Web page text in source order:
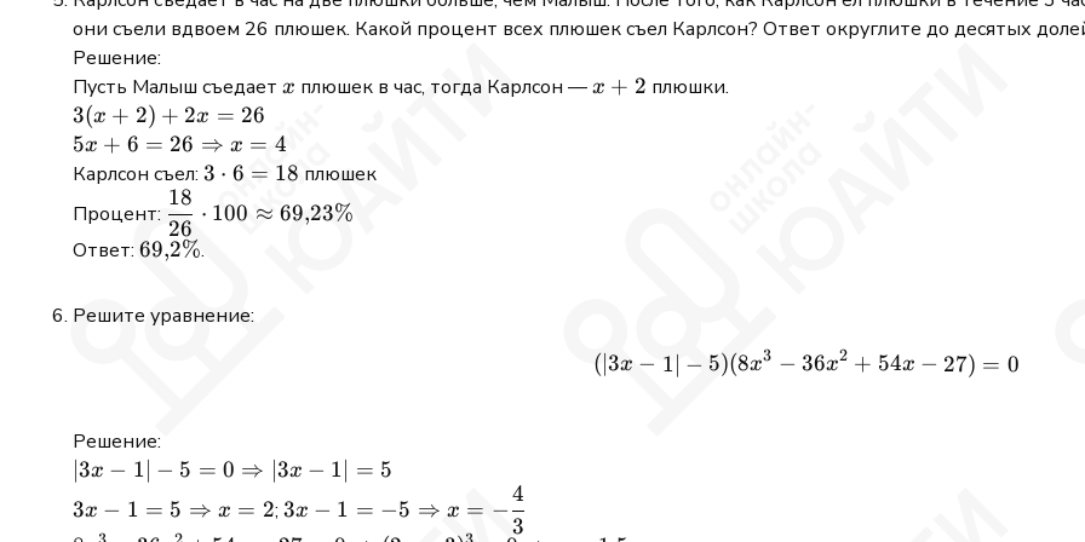
они съели вдвоем 26 плюшек. Какой процент всех плюшек съел Карлсон? Ответ округлите до десятых
Решение:
Пусть Малыш съедает x
x плюшек в час, тогда Карлсон —x
x + 2 плюшки.
3(x
+
2)
2x
=
3(x + 2) + 2x = 26
5x + 6 = 26
\Rightarrow
5x + 6 = 26 ⇒ x = 4
Карлсон съел: 3
\cdot
6 =
3 ⋅ 6 = 18 плюшек
Процент: \dfrac{18}
{26} \cdot
100
69{,}23\%
26
18
⋅ 100 ≈ 69,23%
Ответ: 69{,}2\%
69,2%.
Решите уравнение:
(|3x-1| -5)(8x^3 - 36x^2 +
( ∣3x − 1∣ − 5)(8x3 − 36x2 + 54x − 27) = 0
Решение:
|3x - 1| - 5 =
0
\Rightarrow
∣3x − 1∣ − 5 = 0 ⇒ ∣3x − 1∣ = 5
3x - 1 = 5
\Rightarrow
3x − 1 = 5 ⇒ x = 2; 3x - 1 = -5
\Rightarrow
3x − 1 = −5 ⇒ x = −
3
4